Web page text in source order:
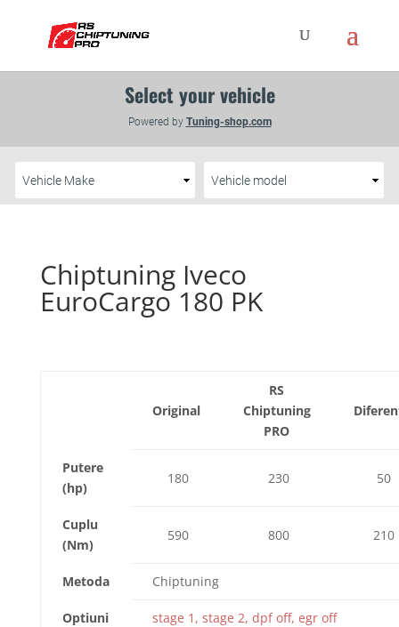
Chiptuning Iveco
EuroCargo 180 PK
Original
RS
Chiptuning
PRO
Putere
(hp)
180 230 50
Cuplu
(Nm)
590 800 210
Metoda Chiptuning
Optiuni stage 1, stage 2, dpf off, egr off